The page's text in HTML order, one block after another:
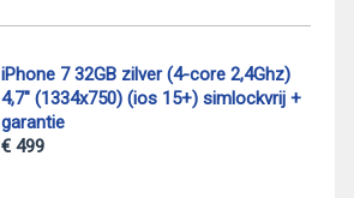
iPhone 7 32GB zilver (4-core 2,4Ghz)
4,7" (1334x750) (ios 15+) simlockvrij +
garantie
€ 499